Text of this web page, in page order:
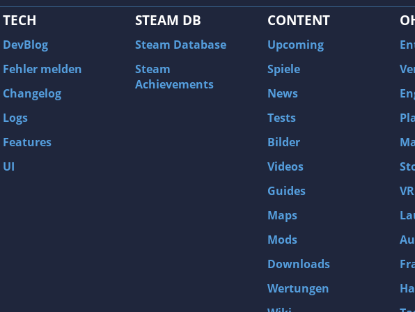
TECH
DevBlog
Fehler melden
Changelog
Logs
Features
UI
STEAM DB
Steam Database
Steam
Achievements
CONTENT
Upcoming
Spiele
News
Tests
Bilder
Videos
Guides
Maps
Mods
Downloads
Wertungen
VR